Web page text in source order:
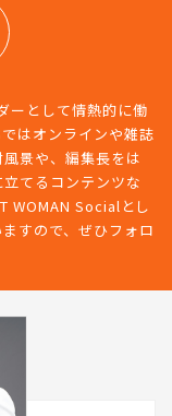
ーとして情熱的に働
はオンラインや雑誌
景や、編集長をは
てるコンテンツな
WOMAN Socialとし
すので、ぜひフォロ